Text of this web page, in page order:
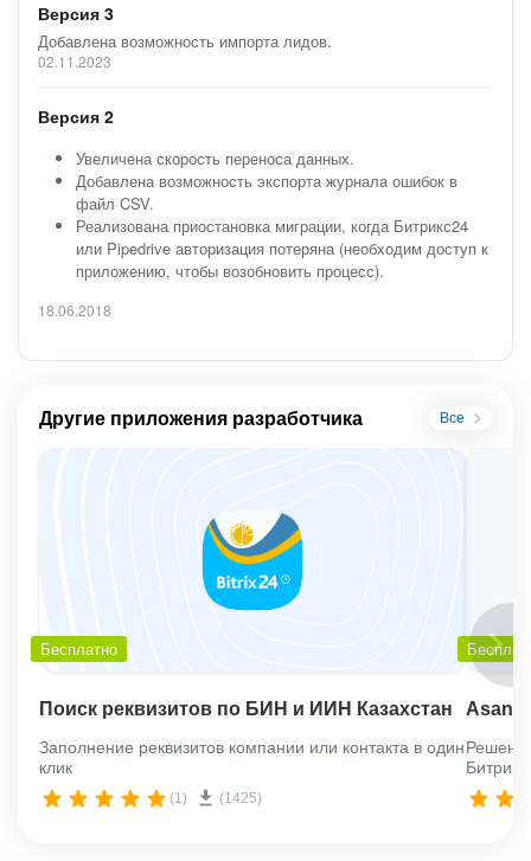
Версия 3
Добавлена возможность импорта лидов.
02.11.2023
Версия 2
Увеличена скорость переноса данных.
Добавлена ​​возможность экспорта журнала ошибок в
файл CSV.
Реализована приостановка миграции, когда Битрикс24
или Pipedrive авторизация потеряна (необходим доступ к
приложению, чтобы возобновить процесс).
18.06.2018
Другие приложения разработчика Все
Бесплатно
Поиск реквизитов по БИН и ИИН Казахстан
Заполнение реквизитов компании или контакта в один
клик
(1) (1425)
Asana